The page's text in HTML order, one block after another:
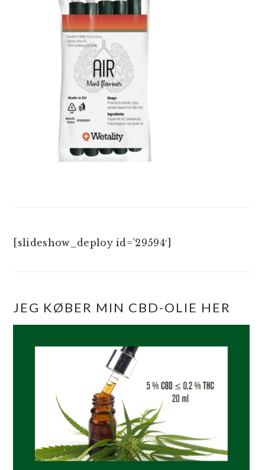
[slideshow_deploy id=’29594′]
JEG KØBER MIN CBD-OLIE HER